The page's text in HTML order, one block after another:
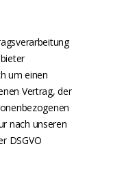
um einen
Vertrag, der
nach unseren
DSGVO